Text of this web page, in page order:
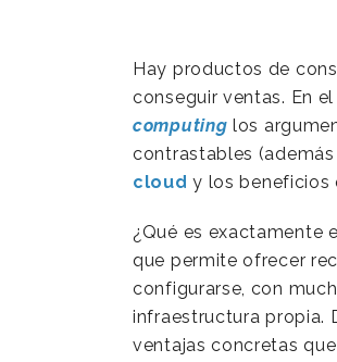
Hay productos de
conseguir ventas. En
computing los
contrastables
cloud y los beneficios
¿Qué es exactamente
que permite ofrecer
configurarse, con
infraestructura propia.
ventajas concretas